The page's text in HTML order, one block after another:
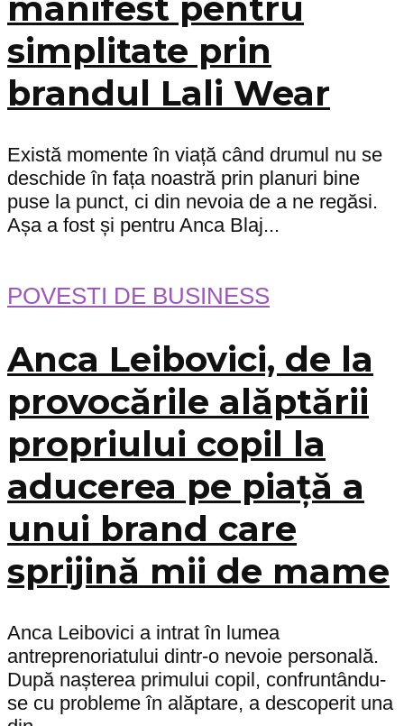
simplitate prin
brandul Lali Wear
Există momente în viață când drumul nu se
deschide în fața noastră prin planuri bine
puse la punct, ci din nevoia de a ne regăsi.
Așa a fost și pentru Anca Blaj...
POVESTI DE BUSINESS
Anca Leibovici, de la
provocările alăptării
propriului copil la
aducerea pe piață a
unui brand care
sprijină mii de mame
Anca Leibovici a intrat în lumea
antreprenoriatului dintr-o nevoie personală.
După nașterea primului copil, confruntându-
se cu probleme în alăptare, a descoperit una